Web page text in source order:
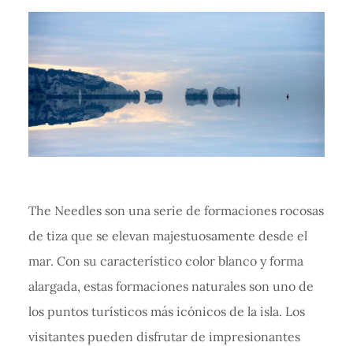
The Needles son una serie de formaciones rocosas
de tiza que se elevan majestuosamente desde el
mar. Con su característico color blanco y forma
alargada, estas formaciones naturales son uno de
los puntos turísticos más icónicos de la isla. Los
visitantes pueden disfrutar de impresionantes